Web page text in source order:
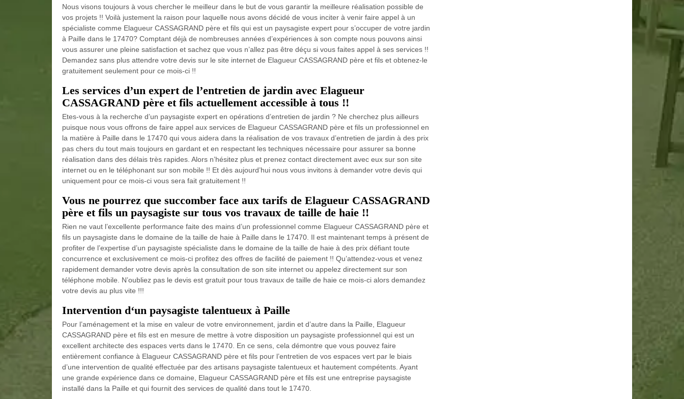
Nous visons toujours à vous chercher le meilleur dans le but de vous garantir la meilleure réalisation possible de
vos projets !! Voilà justement la raison pour laquelle nous avons décidé de vous inciter à venir faire appel à un
spécialiste comme Elagueur CASSAGRAND père et fils qui est un paysagiste expert pour s’occuper de votre jardin
à Paille dans le 17470? Comptant déjà de nombreuses années d’expériences à son compte nous pouvons ainsi
vous assurer une pleine satisfaction et sachez que vous n’allez pas être déçu si vous faites appel à ses services !!
Demandez sans plus attendre votre devis sur le site internet de Elagueur CASSAGRAND père et fils et obtenez-le
gratuitement seulement pour ce mois-ci !!
Les services d’un expert de l’entretien de jardin avec Elagueur
CASSAGRAND père et fils actuellement accessible à tous !!
Etes-vous à la recherche d’un paysagiste expert en opérations d’entretien de jardin ? Ne cherchez plus ailleurs
puisque nous vous offrons de faire appel aux services de Elagueur CASSAGRAND père et fils un professionnel en
la matière à Paille dans le 17470 qui vous aidera dans la réalisation de vos travaux d’entretien de jardin à des prix
pas chers du tout mais toujours en gardant et en respectant les techniques nécessaire pour assurer sa bonne
réalisation dans des délais très rapides. Alors n’hésitez plus et prenez contact directement avec eux sur son site
internet ou en le téléphonant sur son mobile !! Et dès aujourd’hui nous vous invitons à demander votre devis qui
uniquement pour ce mois-ci vous sera fait gratuitement !!
Vous ne pourrez que succomber face aux tarifs de Elagueur CASSAGRAND
père et fils un paysagiste sur tous vos travaux de taille de haie !!
Rien ne vaut l’excellente performance faite des mains d’un professionnel comme Elagueur CASSAGRAND père et
fils un paysagiste dans le domaine de la taille de haie à Paille dans le 17470. Il est maintenant temps à présent de
profiter de l’expertise d’un paysagiste spécialiste dans le domaine de la taille de haie à des prix défiant toute
concurrence et exclusivement ce mois-ci profitez des offres de facilité de paiement !! Qu’attendez-vous et venez
rapidement demander votre devis après la consultation de son site internet ou appelez directement sur son
téléphone mobile. N’oubliez pas le devis est gratuit pour tous travaux de taille de haie ce mois-ci alors demandez
votre devis au plus vite !!!
Intervention d‘un paysagiste talentueux à Paille
Pour l’aménagement et la mise en valeur de votre environnement, jardin et d’autre dans la Paille, Elagueur
CASSAGRAND père et fils est en mesure de mettre à votre disposition un paysagiste professionnel qui est un
excellent architecte des espaces verts dans le 17470. En ce sens, cela démontre que vous pouvez faire
entièrement confiance à Elagueur CASSAGRAND père et fils pour l’entretien de vos espaces vert par le biais
d’une intervention de qualité effectuée par des artisans paysagiste talentueux et hautement compétents. Ayant
une grande expérience dans ce domaine, Elagueur CASSAGRAND père et fils est une entreprise paysagiste
installé dans la Paille et qui fournit des services de qualité dans tout le 17470.